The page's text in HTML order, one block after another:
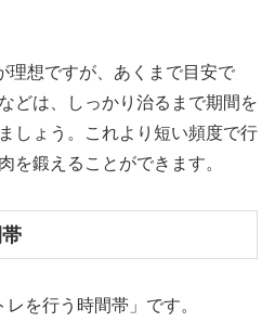
理想ですが、あくまで目安で
どは、しっかり治るまで期間を
しょう。これより短い頻度で行
を鍛えることができます。
を行う時間帯」です。